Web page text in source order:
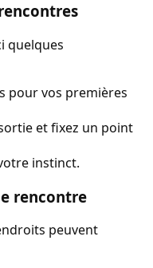
quelques
pour vos premières
et fixez un point
instinct.
rencontre
peuvent